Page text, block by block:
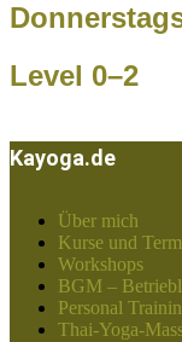
Level 0–2
Kayoga.de
Über mich
Kurse und
Workshops
BGM –
Personal
Thai-Yoga-